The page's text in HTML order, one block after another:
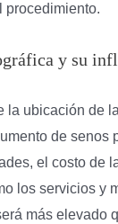
procedimiento.
y su
la ubicación de
de senos
el costo de
los servicios y
más elevado